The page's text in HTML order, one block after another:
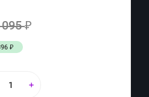
095₽
₽